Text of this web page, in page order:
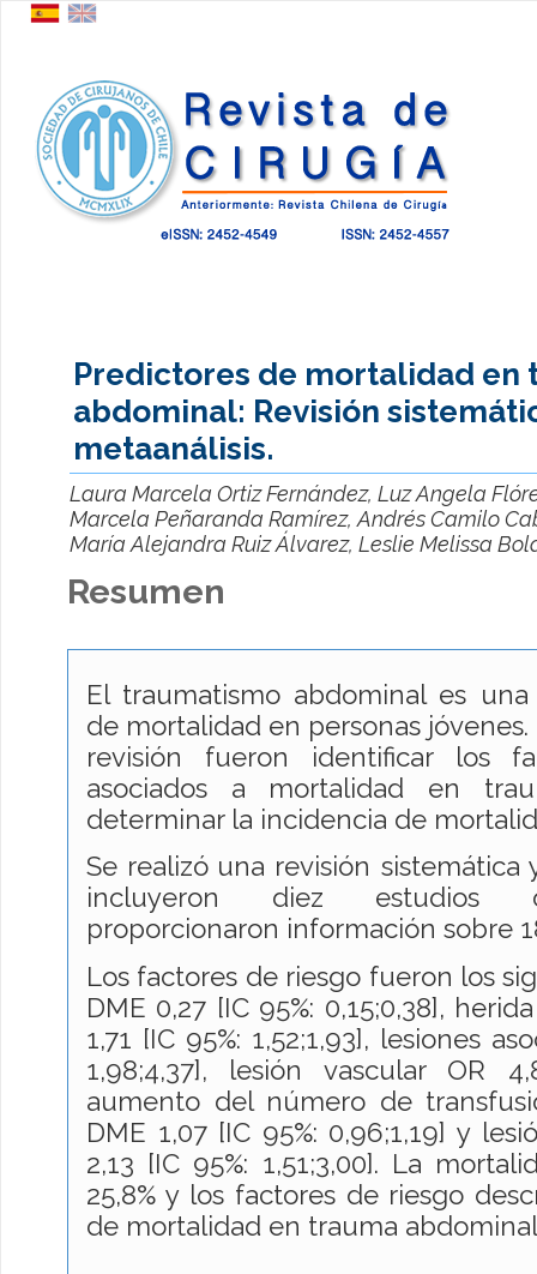
Predictores de mortalidad en
abdominal: Revisión
metaanálisis.
Laura Marcela Ortiz Fernández, Luz Angela
Marcela Peñaranda Ramírez, Andrés Camilo
María Alejandra Ruiz Álvarez, Leslie Melissa
Resumen
El traumatismo abdominal es
de mortalidad en personas
revisión fueron identificar los
asociados a mortalidad en
determinar la incidencia de
Se realizó una revisión sistemática
incluyeron diez estudios
proporcionaron información sobre
Los factores de riesgo fueron los
DME 0,27 [IC 95%: 0,15;0,38],
1,71 [IC 95%: 1,52;1,93], lesiones
1,98;4,37], lesión vascular OR
aumento del número de
DME 1,07 [IC 95%: 0,96;1,19] y
2,13 [IC 95%: 1,51;3,00]. La
25,8% y los factores de riesgo
de mortalidad en trauma